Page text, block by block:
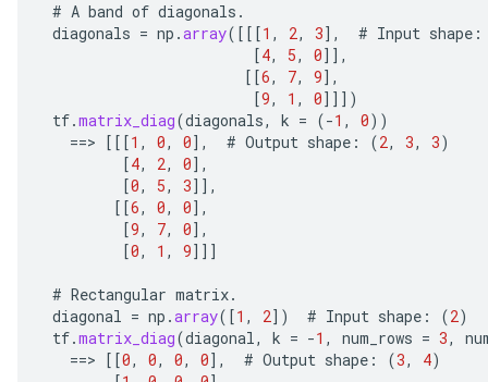
# A band of diagonals .
diagonals = np .array( [[[1 , 2, 3] , # Input shape :
[4, 5, 0]] ,
[[6, 7, 9] ,
[9, 1 , 0]]] )
tf.matrix_diag(diagonals, k = (-1 , 0))
==> [[[1 , 0, 0] , # Output shape : (2, 3, 3)
[4, 2, 0] ,
[0, 5, 3]] ,
[[6, 0, 0] ,
[9, 7, 0] ,
[0, 1 , 9]]]
# Rectangular matrix.
diagonal = np .array( [1 , 2] ) # Input shape : (2)
tf.matrix_diag(diagonal, k = -1 , num_rows = 3,
==> [[0, 0, 0, 0] , # Output shape : (3, 4)